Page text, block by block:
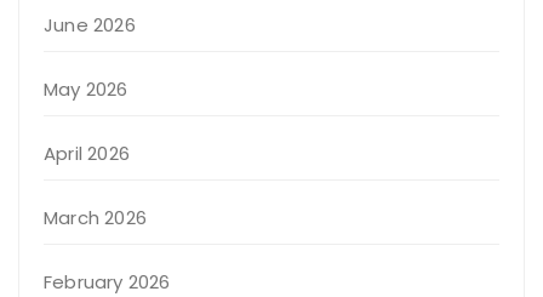
June 2026
May 2026
April 2026
March 2026
February 2026